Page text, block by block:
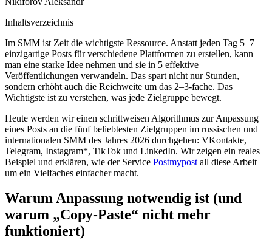
Inhaltsverzeichnis
Im SMM ist Zeit die wichtigste Ressource. Anstatt jeden Tag 5–7
einzigartige Posts für verschiedene Plattformen zu erstellen, kann
man eine starke Idee nehmen und sie in 5 effektive
Veröffentlichungen verwandeln. Das spart nicht nur Stunden,
sondern erhöht auch die Reichweite um das 2–3-fache. Das
Wichtigste ist zu verstehen, was jede Zielgruppe bewegt.
Heute werden wir einen schrittweisen Algorithmus zur Anpassung
eines Posts an die fünf beliebtesten Zielgruppen im russischen und
internationalen SMM des Jahres 2026 durchgehen: VKontakte,
Telegram, Instagram*, TikTok und LinkedIn. Wir zeigen ein reales
Beispiel und erklären, wie der Service Postmypost all diese Arbeit
um ein Vielfaches einfacher macht.
Warum Anpassung notwendig ist (und
warum „Copy-Paste“ nicht mehr
funktioniert)